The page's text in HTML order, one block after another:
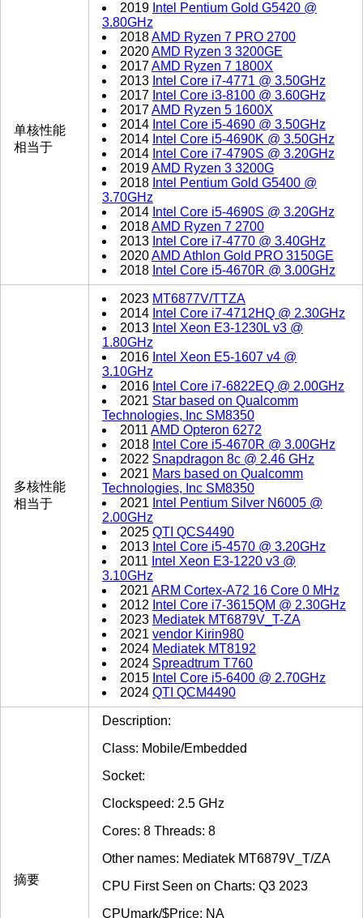
单核性能
相当于
2019 Intel Pentium Gold G5420 @
3.80GHz
2018AMD Ryzen 7 PRO 2700
2020AMD Ryzen 3 3200GE
2017AMD Ryzen 7 1800X
2013 Intel Core i7-4771 @ 3.50GHz
2017 Intel Core i3-8100 @ 3.60GHz
2017AMD Ryzen 5 1600X
2014 Intel Core i5-4690 @ 3.50GHz
2014 Intel Core i5-4690K @ 3.50GHz
2014 Intel Core i7-4790S @ 3.20GHz
2019AMD Ryzen 3 3200G
2018 Intel Pentium Gold G5400 @
3.70GHz
2014 Intel Core i5-4690S @ 3.20GHz
2018AMD Ryzen 7 2700
2013 Intel Core i7-4770 @ 3.40GHz
2020AMD Athlon Gold PRO 3150GE
2018 Intel Core i5-4670R @ 3.00GHz
多核性能
相当于
2023 MT6877V/TTZA
2014 Intel Core i7-4712HQ @ 2.30GHz
2013 Intel Xeon E3-1230L v3 @
1.80GHz
2016 Intel Xeon E5-1607 v4 @
3.10GHz
2016 Intel Core i7-6822EQ @ 2.00GHz
2021 Star based on Qualcomm
Technologies, Inc SM8350
2011AMD Opteron 6272
2018 Intel Core i5-4670R @ 3.00GHz
2022 Snapdragon 8c @ 2.46 GHz
2021 Mars based on Qualcomm
Technologies, Inc SM8350
2021 Intel Pentium Silver N6005 @
2.00GHz
2025 QTI QCS4490
2013 Intel Core i5-4570 @ 3.20GHz
2011 Intel Xeon E3-1220 v3 @
3.10GHz
2021ARM Cortex-A72 16 Core 0 MHz
2012 Intel Core i7-3615QM @ 2.30GHz
2023 Mediatek MT6879V_T-ZA
2021 vendor Kirin980
2024 Mediatek MT8192
2024 Spreadtrum T760
2015 Intel Core i5-6400 @ 2.70GHz
2024 QTI QCM4490
摘要
Description:
Class: Mobile/Embedded
Socket:
Clockspeed: 2.5 GHz
Cores: 8 Threads: 8
Other names: Mediatek MT6879V_T/ZA
CPU First Seen on Charts: Q3 2023
CPUmark/$Price: NA